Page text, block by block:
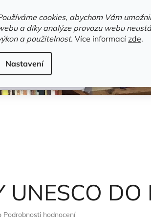
cookies, abychom Vám
a díky analýze provozu webu
a použitelnost. Více informacízde.
Nastavení
Trvalky a bestsellery
Dvořáček Petr
UNESCO DO
Podrobnosti hodnocení